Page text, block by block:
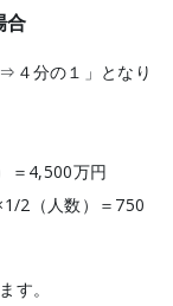
合
４分の１」となり
＝4,500万円
2（人数）＝750
す。